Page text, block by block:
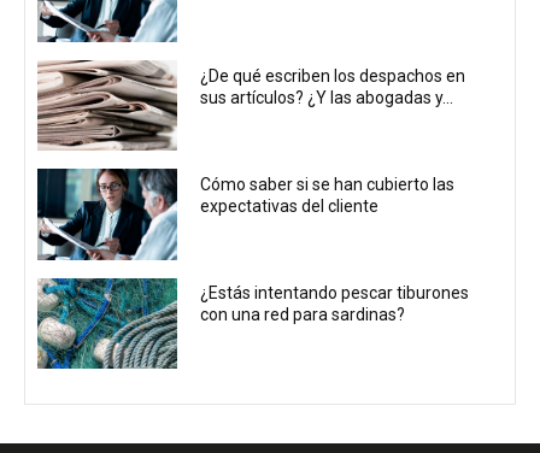
¿De qué escriben los despachos en
sus artículos? ¿Y las abogadas y...
Cómo saber si se han cubierto las
expectativas del cliente
¿Estás intentando pescar tiburones
con una red para sardinas?